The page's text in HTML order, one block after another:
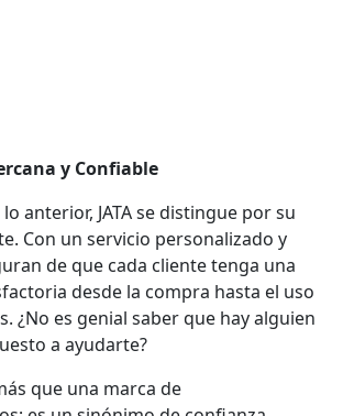
y Confiable
anterior, JATA se distingue por su
Con un servicio personalizado y
de que cada cliente tenga una
desde la compra hasta el uso
¿No es genial saber que hay alguien
a ayudarte?
que una marca de